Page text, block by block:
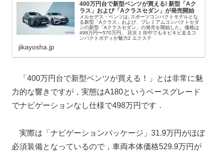
400万円台で新型ベンツが買える! 新型「Aク
ラス」および「Aクラスセダン」が発売開始
メルセデス・ベンツは､スポーツコンパクトモデルとな
る新型「Aクラス」および、プレミアムコンパクトセダ
ンの新型「Aクラスセダン」の発売を開始した。価格は
498万円〜570万円。 目次 1 街中でもキビキビ走るコ
ンパクトボディが魅力2 エクステ
jikayosha.jp
「400万円台で新型ベンツが買える！」とは非常に魅
力的な響きですが，実態はA180というベースグレード
でナビゲーションなし仕様で498万円です．
実際は「ナビゲーションパッケージ」31.9万円がほぼ
必須装備となっているので，車両本体価格529.9万円が